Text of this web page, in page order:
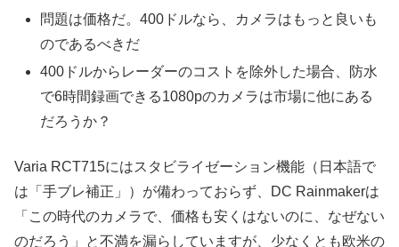
問題は価格だ。400ドルなら、カメラはもっと良いも
のであるべきだ
400ドルからレーダーのコストを除外した場合、防水
で6時間録画できる1080pのカメラは市場に他にある
だろうか？
Varia RCT715にはスタビライゼーション機能（日本語で
は「手ブレ補正」）が備わっておらず、DC Rainmakerは
「この時代のカメラで、価格も安くはないのに、なぜない
のだろう」と不満を漏らしていますが、少なくとも欧米の